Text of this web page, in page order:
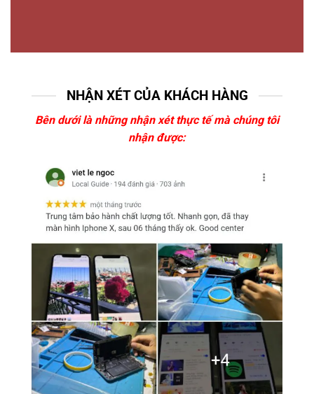
NHẬN XÉT CỦA KHÁCH HÀNG
Bên dưới là những nhận xét thực tế mà chúng tôi
nhận được: